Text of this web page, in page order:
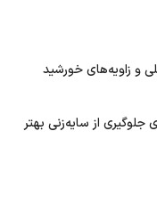
و زاویه‌های خورشید
از سایه‌زنی بهتر